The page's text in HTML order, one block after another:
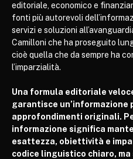
editoriale, economico e
fonti più autorevoli
servizi e soluzioni
Camilloni che ha proseguito
cioè quella che da sempre ha
l’imparzialità.
Una formula editoriale
garantisce un’informazione
approfondimenti originali.
informazione significa
esattezza, obiettività e
codice linguistico chiaro,